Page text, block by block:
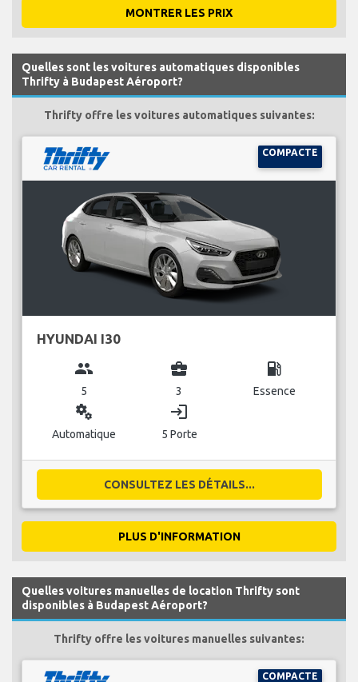
MONTRER LES PRIX
Quelles sont les voitures automatiques disponibles
Thrifty à Budapest Aéroport?
Thrifty offre les voitures automatiques suivantes:
COMPACTE
HYUNDAI I30
group
5
business_center
3
local_gas_station
Essence
miscellaneous_services
Automatique
login
5 Porte
CONSULTEZ LES DÉTAILS...
PLUS D'INFORMATION
Quelles voitures manuelles de location Thrifty sont
disponibles à Budapest Aéroport?
Thrifty offre les voitures manuelles suivantes:
COMPACTE